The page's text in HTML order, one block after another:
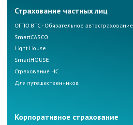
Страхование частных лиц
ОГПО ВТС - Обязательное автострахование
SmartCASCO
Light House
SmartHOUSE
Страхование НС
Для путешественников
Корпоративное страхование